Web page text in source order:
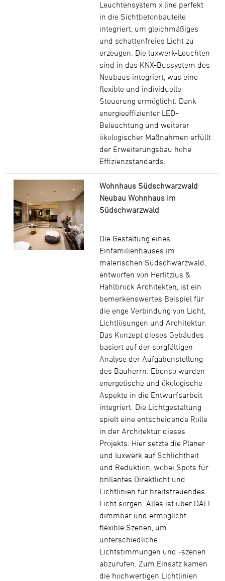
Leuchtensystem x.line perfekt
in die Sichtbetonbauteile
integriert, um gleichmäßiges
und schattenfreies Licht zu
erzeugen. Die luxwerk-Leuchten
sind in das KNX-Bussystem des
Neubaus integriert, was eine
flexible und individuelle
Steuerung ermöglicht. Dank
energieeffizienter LED-
Beleuchtung und weiterer
ökologischer Maßnahmen erfüllt
der Erweiterungsbau hohe
Effizienzstandards.
Wohnhaus Südschwarzwald
Neubau Wohnhaus im
Südschwarzwald
Die Gestaltung eines
Einfamilienhauses im
malerischen Südschwarzwald,
entworfen von Herlitzius &
Hahlbrock Architekten, ist ein
bemerkenswertes Beispiel für
die enge Verbindung von Licht,
Lichtlösungen und Architektur.
Das Konzept dieses Gebäudes
basiert auf der sorgfältigen
Analyse der Aufgabenstellung
des Bauherrn. Ebenso wurden
energetische und ökologische
Aspekte in die Entwurfsarbeit
integriert. Die Lichtgestaltung
spielt eine entscheidende Rolle
in der Architektur dieses
Projekts. Hier setzte die Planer
und luxwerk auf Schlichtheit
und Reduktion, wobei Spots für
brillantes Direktlicht und
Lichtlinien für breitstreuendes
Licht sorgen. Alles ist über DALI
dimmbar und ermöglicht
flexible Szenen, um
unterschiedliche
Lichtstimmungen und -szenen
abzurufen. Zum Einsatz kamen
die hochwertigen Lichtlinien